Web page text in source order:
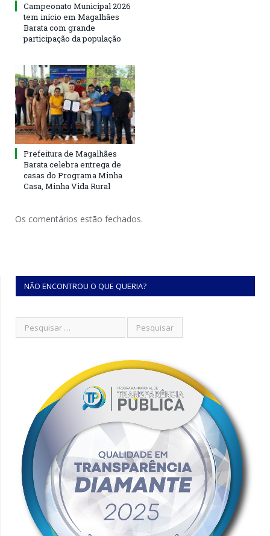
Campeonato Municipal 2026
tem início em Magalhães
Barata com grande
participação da população
Prefeitura de Magalhães
Barata celebra entrega de
casas do Programa Minha
Casa, Minha Vida Rural
Os comentários estão fechados.
NÃO ENCONTROU O QUE QUERIA?